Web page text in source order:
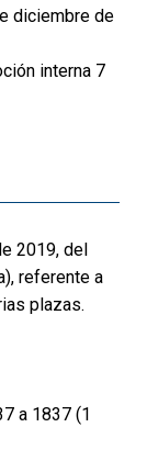
diciembre de
interna 7
2019, del
referente a
plazas.
a 1837 (1